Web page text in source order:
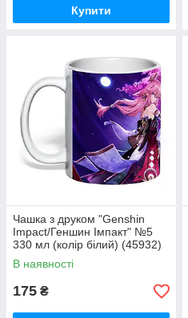
Купити
Чашка з друком "Genshin
Impact/Геншин Імпакт" №5
330 мл (колір білий) (45932)
В наявності
175 ₴